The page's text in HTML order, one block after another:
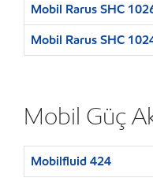
Mobil Rarus SHC
Mobil Rarus SHC
Mobil Güç
Mobilfluid 424